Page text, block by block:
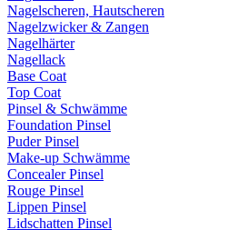
Nagelscheren, Hautscheren
Nagelzwicker & Zangen
Nagelhärter
Nagellack
Base Coat
Top Coat
Pinsel & Schwämme
Foundation Pinsel
Puder Pinsel
Make-up Schwämme
Concealer Pinsel
Rouge Pinsel
Lippen Pinsel
Lidschatten Pinsel